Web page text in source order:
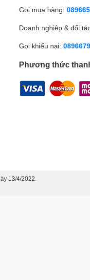
Gọi mua hàng:
Doanh nghiệp & đối
Gọi khiếu nại:
Phương thức
13/4/2022.